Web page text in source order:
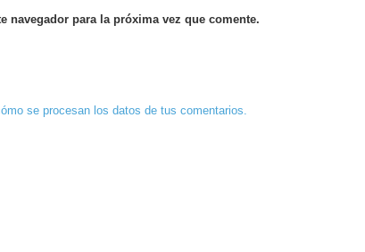
navegador para la próxima vez que comente.
se procesan los datos de tus comentarios.